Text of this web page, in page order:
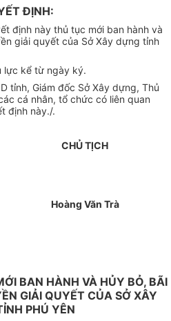
ĐỊNH:
định này thủ tục mới ban hành và
giải quyết của Sở Xây dựng tỉnh
lực kể từ ngày ký.
tỉnh, Giám đốc Sở Xây dựng, Thủ
cá nhân, tổ chức có liên quan
định này./.
CHỦ TỊCH
Hoàng Văn Trà
BAN HÀNH VÀ HỦY BỎ, BÃI
GIẢI QUYẾT CỦA SỞ XÂY
PHÚ YÊN